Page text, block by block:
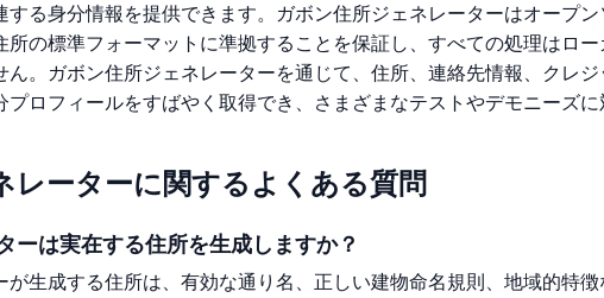
する身分情報を提供できます。ガボン住所ジェネレーターはオープ
所の標準フォーマットに準拠することを保証し、すべての処理はロ
ん。ガボン住所ジェネレーターを通じて、住所、連絡先情報、クレ
ロフィールをすばやく取得でき、さまざまなテストやデモニーズに
レーターに関するよくある質問
ーは実在する住所を生成しますか？
が生成する住所は、有効な通り名、正しい建物命名規則、地域的特